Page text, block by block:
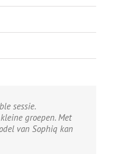
sessie.
groepen. Met
van Sophiq kan